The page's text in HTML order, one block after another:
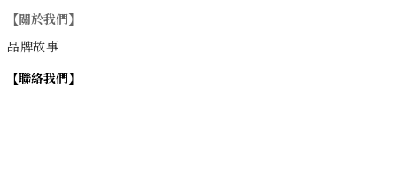
【關於我們】
品牌故事
【聯絡我們】